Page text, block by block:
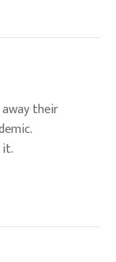
their